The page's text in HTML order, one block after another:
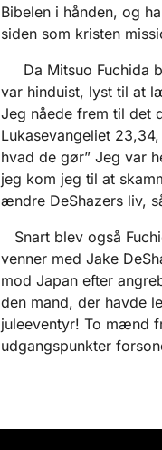
Bibelen i hånden, og
siden som kristen
Da Mitsuo Fuchida
var hinduist, lyst til at
Jeg nåede frem til det
Lukasevangeliet
hvad de gør” Jeg var
jeg kom jeg til at
ændre DeShazers liv,
Snart blev også
venner med Jake
mod Japan efter
den mand, der havde
juleeventyr! To mænd
udgangspunkter